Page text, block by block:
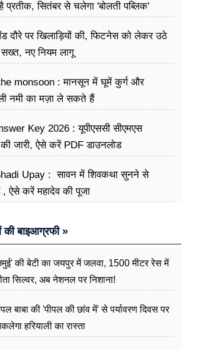
प्रतीक, सितंबर से चलेगा 'बोलती पब्लिक'
पर खिलाड़ियों की, फिटनेस को लेकर उठे
नए नियम लागू
monsoon : मानसून में घूमें कुर्ग और
नमी का मज़ा ले सकते हैं
Key 2026 : यूपीएससी सीएमएस
जारी, ऐसे करें PDF डाउनलोड
Upay : सावन में शिवकथा सुनने से
, ऐसे करें महादेव की पूजा
की बाइआग्रफी »
की बेटी का जयपुर में जलवा, 1500 मीटर रेस में
सिल्वर, अब नेशनल पर निशाना!
बाबा की 'पीपल की छांव में' से पर्यावरण दिवस पर
हरियाली का रास्ता